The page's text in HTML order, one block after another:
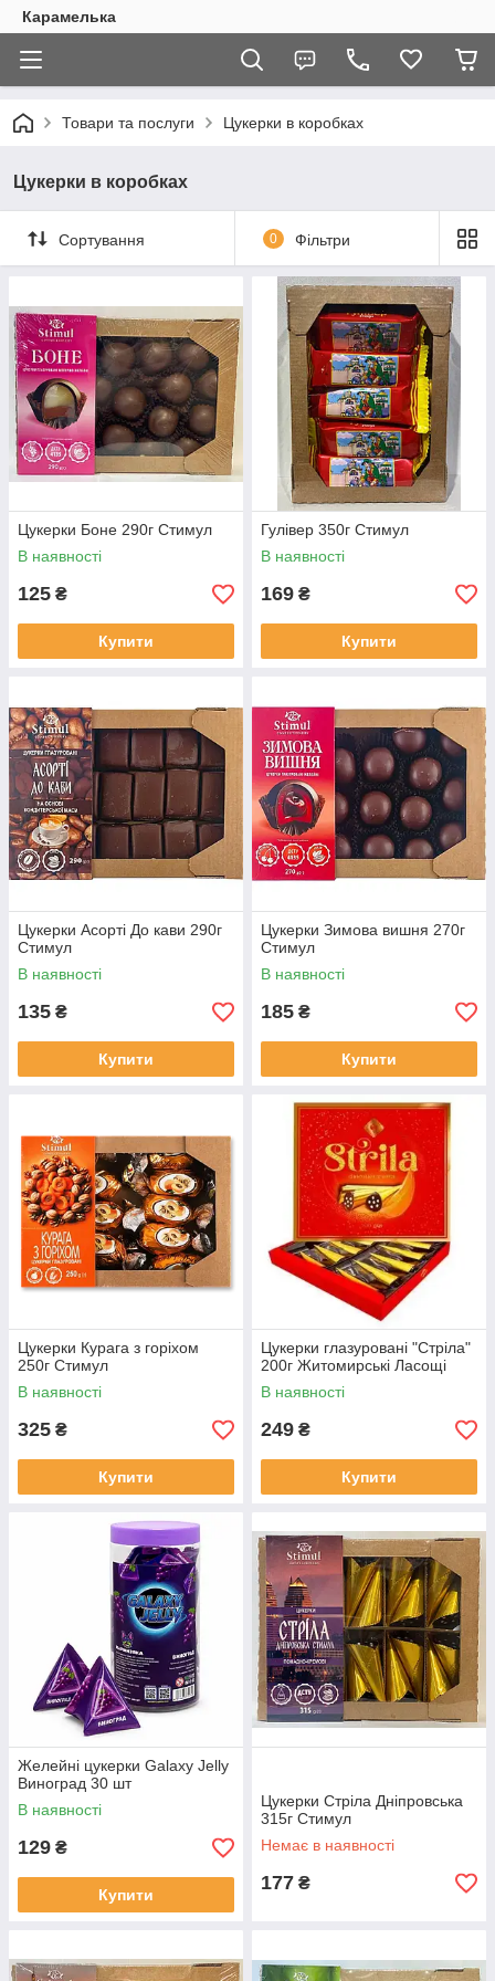
Карамелька
Товари та послуги Цукерки в коробках
Цукерки в коробках
Сортування 0 Фільтри
Цукерки Боне 290г Стимул
В наявності
125 ₴
Купити
Гулівер 350г Стимул
В наявності
169 ₴
Купити
Цукерки Асорті До кави 290г
Стимул
В наявності
135 ₴
Купити
Цукерки Зимова вишня 270г
Стимул
В наявності
185 ₴
Купити
Цукерки Курага з горіхом
250г Стимул
В наявності
325 ₴
Купити
Цукерки глазуровані "Стріла"
200г Житомирські Ласощі
В наявності
249 ₴
Купити
Желейні цукерки Galaxy Jelly
Виноград 30 шт
В наявності
129 ₴
Купити
Цукерки Стріла Дніпровська
315г Стимул
Немає в наявності
177 ₴